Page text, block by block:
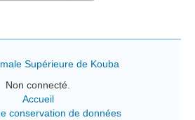
Supérieure de Kouba
Non connecté.
Accueil
conservation de données